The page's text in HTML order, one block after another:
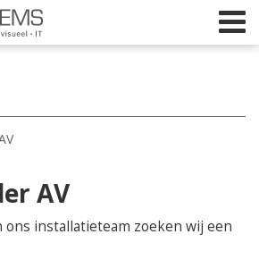
Home
Beeld
Geluid
AV
installatieteam zoeken wij een